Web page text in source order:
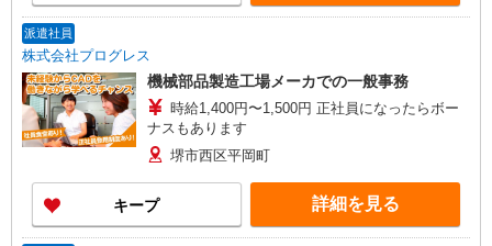
派遣社員
株式会社プログレス
機械部品製造工場メーカでの一般事務
時給1,400円〜1,500円 正社員になったらボー
ナスもあります
堺市西区平岡町
キープ 詳細を見る